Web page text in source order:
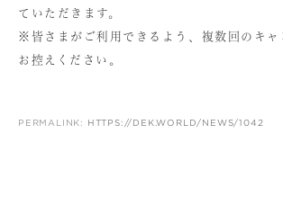
ていただきます。
※皆さまがご利用できるよう、複数回のキャ
お控えください。
PERMALINK: HTTPS://DEK.WORLD/NEWS/1042